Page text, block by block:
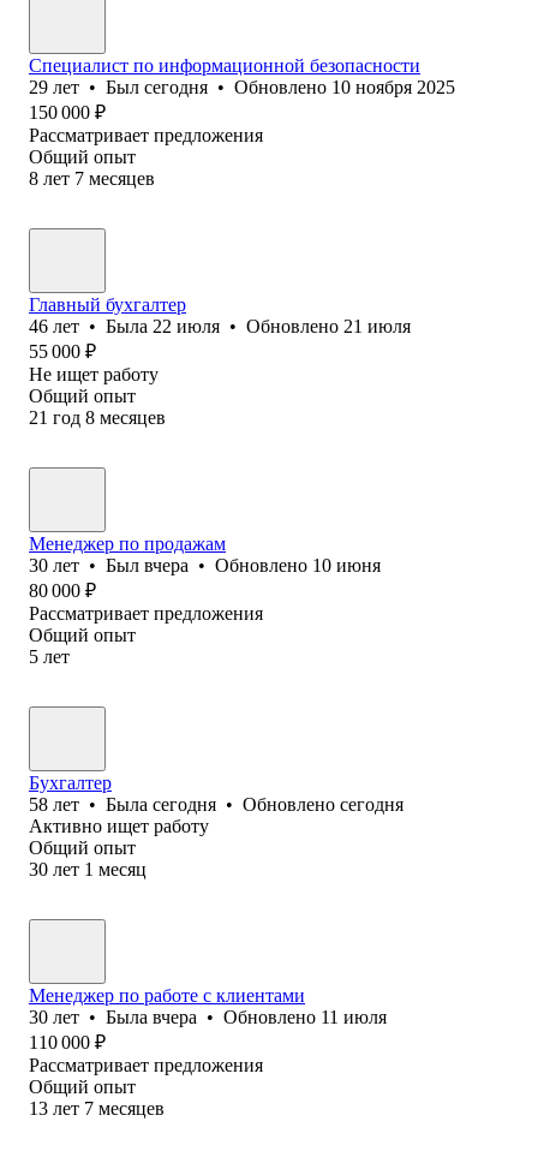
Специалист по информационной безопасности
29 лет • Был сегодня • Обновлено 10 ноября 2025
150 000 ₽
Рассматривает предложения
Общий опыт
8 лет 7 месяцев
Главный бухгалтер
46 лет • Была 22 июля • Обновлено 21 июля
55 000 ₽
Не ищет работу
Общий опыт
21 год 8 месяцев
Менеджер по продажам
30 лет • Был вчера • Обновлено 10 июня
80 000 ₽
Рассматривает предложения
Общий опыт
5 лет
Бухгалтер
58 лет • Была сегодня • Обновлено сегодня
Активно ищет работу
Общий опыт
30 лет 1 месяц
Менеджер по работе с клиентами
30 лет • Была вчера • Обновлено 11 июля
110 000 ₽
Рассматривает предложения
Общий опыт
13 лет 7 месяцев